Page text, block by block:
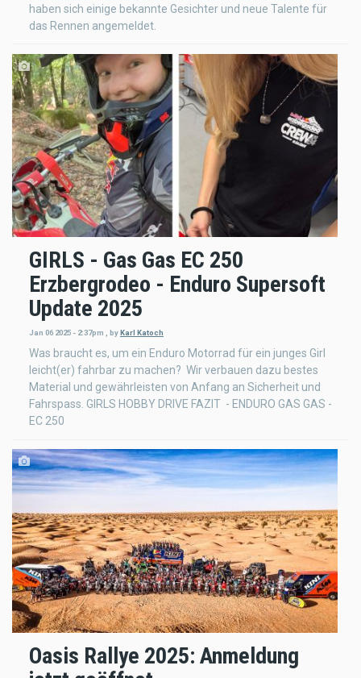
haben sich einige bekannte Gesichter und neue Talente für
das Rennen angemeldet.
GIRLS - Gas Gas EC 250
Erzbergrodeo - Enduro Supersoft
Update 2025
Jan 06 2025 - 2:37pm byKarl Katoch
Was braucht es, um ein Enduro Motorrad für ein junges Girl
leicht(er) fahrbar zu machen? Wir verbauen dazu bestes
Material und gewährleisten von Anfang an Sicherheit und
Fahrspass. GIRLS HOBBY DRIVE FAZIT - ENDURO GAS GAS -
EC 250
Oasis Rallye 2025: Anmeldung